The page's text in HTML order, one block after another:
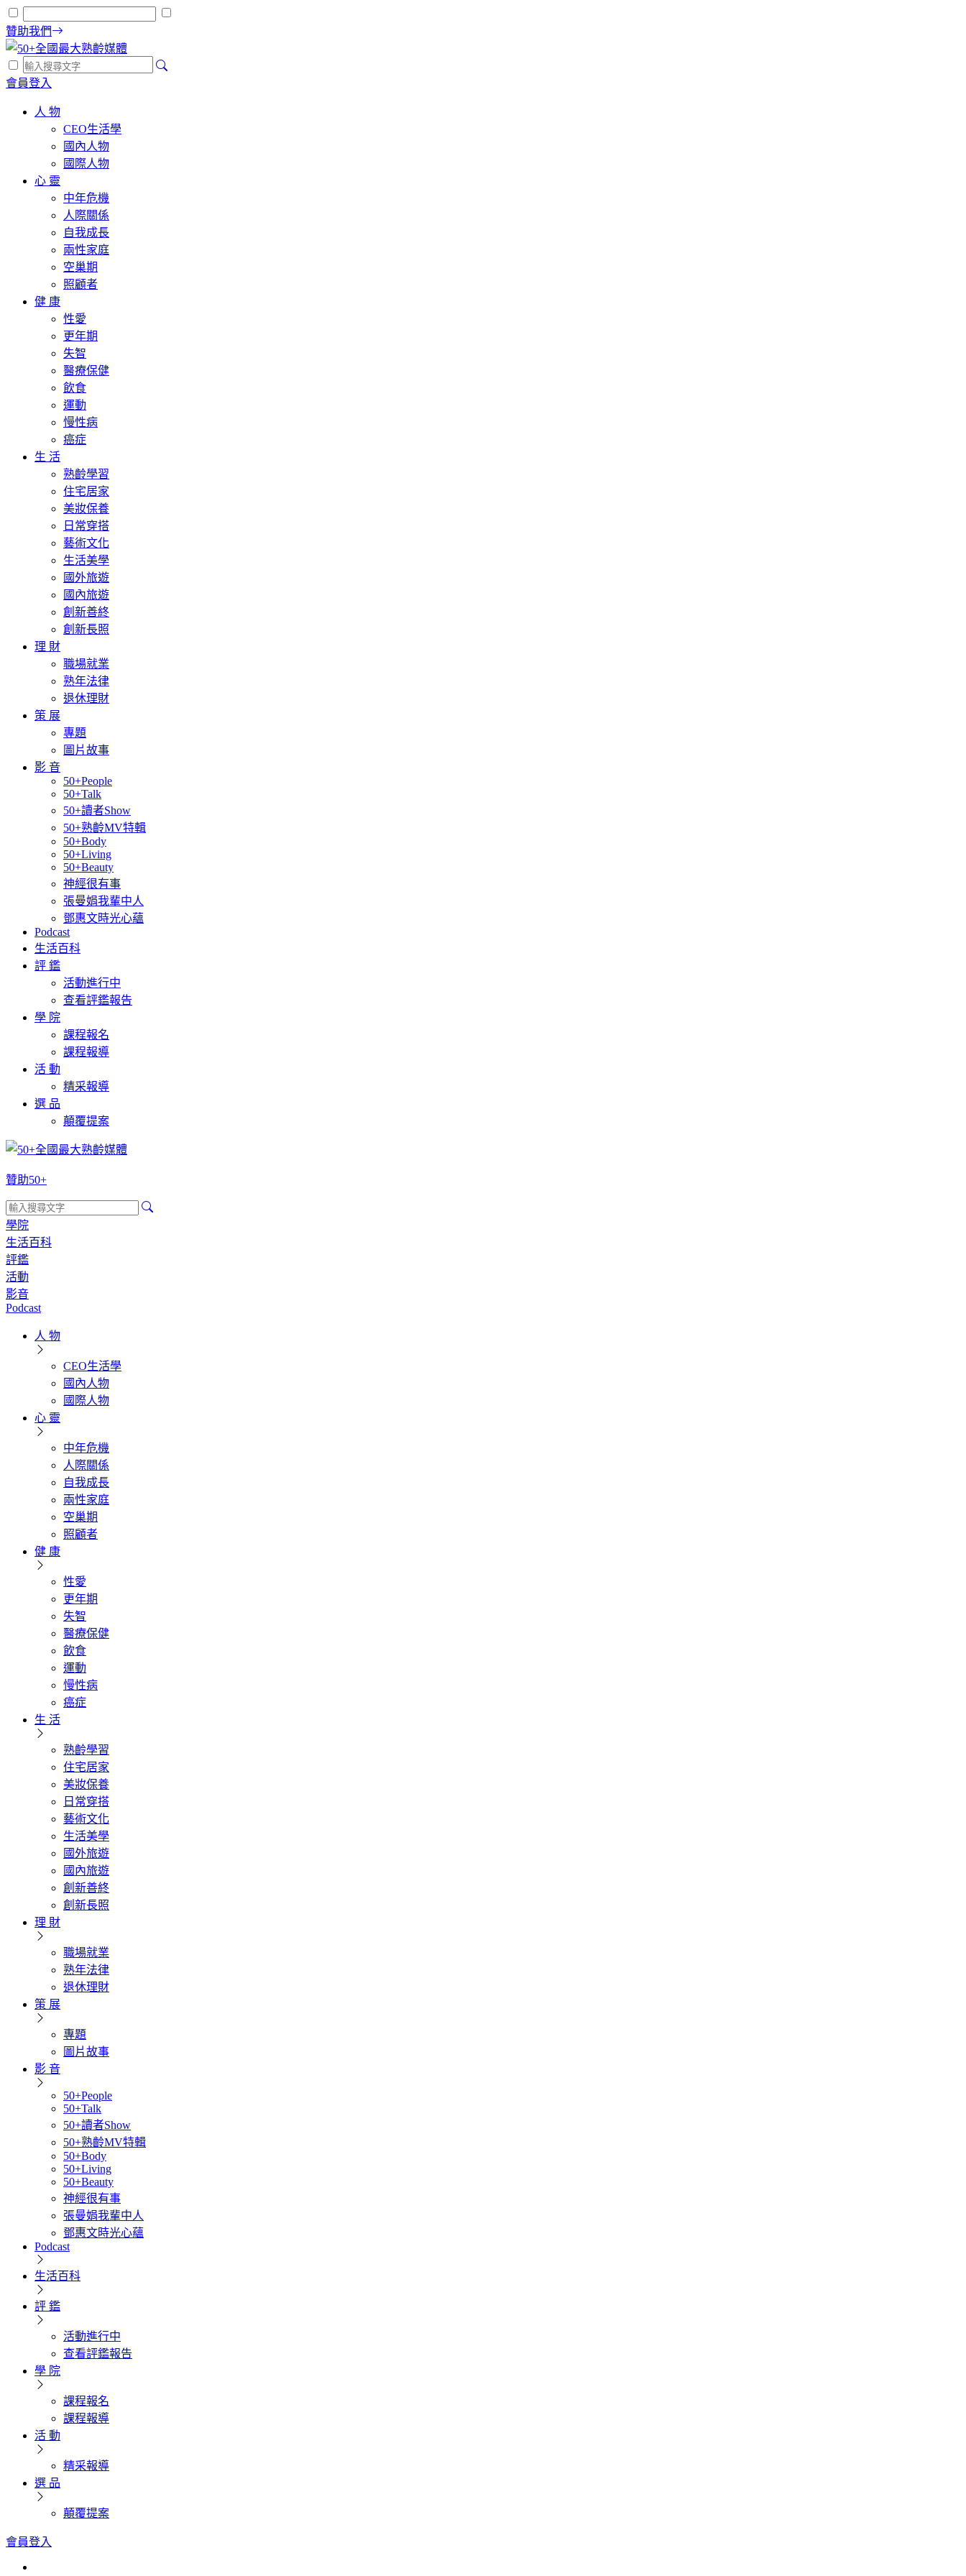
贊助我們
會員登入
人 物
CEO生活學
國內人物
國際人物
心 靈
中年危機
人際關係
自我成長
兩性家庭
空巢期
照顧者
健 康
性愛
更年期
失智
醫療保健
飲食
運動
慢性病
癌症
生 活
熟齡學習
住宅居家
美妝保養
日常穿搭
藝術文化
生活美學
國外旅遊
國內旅遊
創新善終
創新長照
理 財
職場就業
熟年法律
退休理財
策 展
專題
圖片故事
影 音
50+People
50+Talk
50+讀者Show
50+熟齡MV特輯
50+Body
50+Living
50+Beauty
神經很有事
張曼娟我輩中人
鄧惠文時光心蘊
Podcast
生活百科
評 鑑
活動進行中
查看評鑑報告
學 院
課程報名
課程報導
活 動
精采報導
選 品
顛覆提案
贊助50+
學院
生活百科
評鑑
活動
影音
Podcast
人 物
CEO生活學
國內人物
國際人物
心 靈
中年危機
人際關係
自我成長
兩性家庭
空巢期
照顧者
健 康
性愛
更年期
失智
醫療保健
飲食
運動
慢性病
癌症
生 活
熟齡學習
住宅居家
美妝保養
日常穿搭
藝術文化
生活美學
國外旅遊
國內旅遊
創新善終
創新長照
理 財
職場就業
熟年法律
退休理財
策 展
專題
圖片故事
影 音
50+People
50+Talk
50+讀者Show
50+熟齡MV特輯
50+Body
50+Living
50+Beauty
神經很有事
張曼娟我輩中人
鄧惠文時光心蘊
Podcast
生活百科
評 鑑
活動進行中
查看評鑑報告
學 院
課程報名
課程報導
活 動
精采報導
選 品
顛覆提案
會員登入